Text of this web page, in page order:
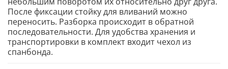
После фиксации стойку для вливаний можно
переносить. Разборка происходит в обратной
последовательности. Для удобства хранения и
транспортировки в комплект входит чехол из
спанбонда.